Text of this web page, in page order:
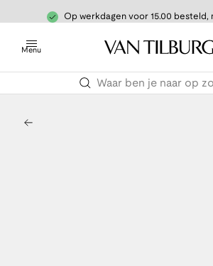
Op werkdagen voor 15.00 besteld,
Menu